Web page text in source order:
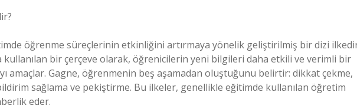
öğrenme süreçlerinin etkinliğini artırmaya yönelik geliştirilmiş bir dizi
kullanılan bir çerçeve olarak, öğrenicilerin yeni bilgileri daha etkili ve verimli bir
amaçlar. Gagne, öğrenmenin beş aşamadan oluştuğunu belirtir: dikkat çekme,
sağlama ve pekiştirme. Bu ilkeler, genellikle eğitimde kullanılan öğretim
eder.